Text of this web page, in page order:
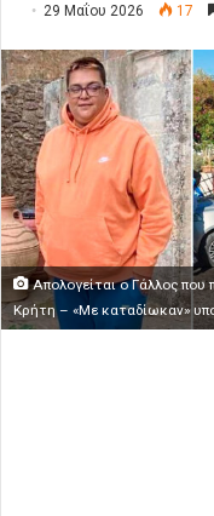
29 Μαΐου 2026 17
Απολογείται ο Γάλλος που
Κρήτη – «Με καταδίωκαν»